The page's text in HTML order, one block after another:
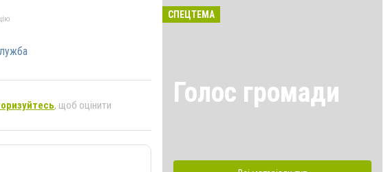
, щоб оцінити
СПЕЦТЕМА
Голос громади